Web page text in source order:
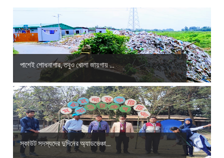
পাশেই শোধনাগার, তবুও খোলা জায়গায় ...
স্কাউট সদস্যদের দুদিনের অ্যাডভেঞ্চা...